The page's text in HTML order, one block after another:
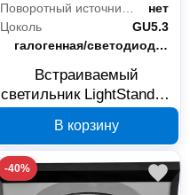
Поворотный источник света
нет
Цоколь
GU5.3
Тип лампы
галогенная/светодиодная
Встраиваемый
светильник LightStandart
белый/хром IT8826
В корзину
-40%